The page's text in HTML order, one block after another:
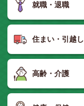
就職・退職
住まい・引越し
高齢・介護